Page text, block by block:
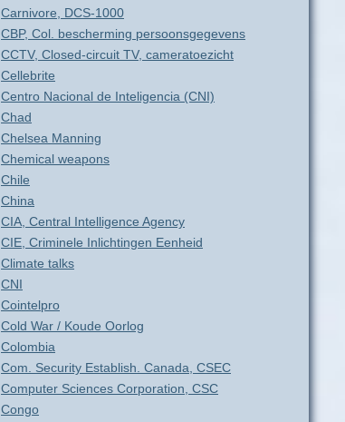
Carnivore, DCS-1000
CBP, Col. bescherming persoonsgegevens
CCTV, Closed-circuit TV, cameratoezicht
Cellebrite
Centro Nacional de Inteligencia (CNI)
Chad
Chelsea Manning
Chemical weapons
Chile
China
CIA, Central Intelligence Agency
CIE, Criminele Inlichtingen Eenheid
Climate talks
CNI
Cointelpro
Cold War / Koude Oorlog
Colombia
Com. Security Establish. Canada, CSEC
Computer Sciences Corporation, CSC
Congo